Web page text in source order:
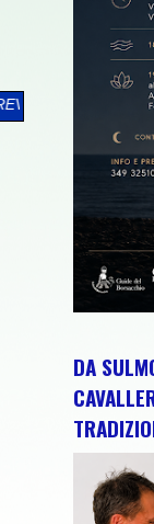
LA XXVI
DA